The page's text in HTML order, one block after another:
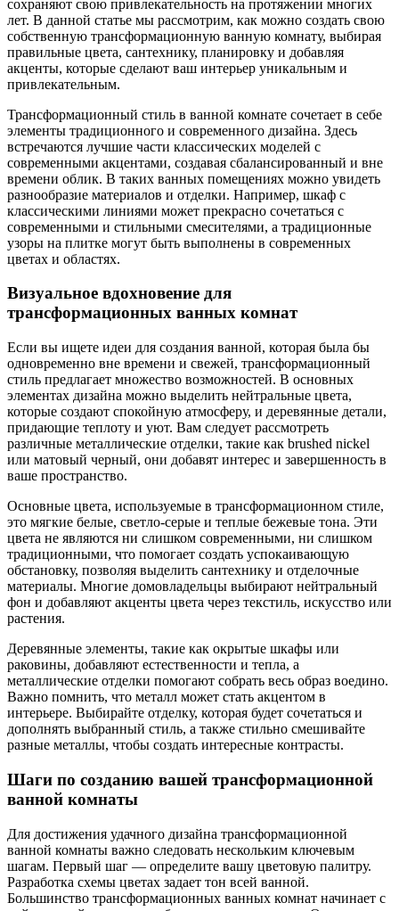
сохраняют свою привлекательность на протяжении многих
лет. В данной статье мы рассмотрим, как можно создать свою
собственную трансформационную ванную комнату, выбирая
правильные цвета, сантехнику, планировку и добавляя
акценты, которые сделают ваш интерьер уникальным и
привлекательным.
Трансформационный стиль в ванной комнате сочетает в себе
элементы традиционного и современного дизайна. Здесь
встречаются лучшие части классических моделей с
современными акцентами, создавая сбалансированный и вне
времени облик. В таких ванных помещениях можно увидеть
разнообразие материалов и отделки. Например, шкаф с
классическими линиями может прекрасно сочетаться с
современными и стильными смесителями, а традиционные
узоры на плитке могут быть выполнены в современных
цветах и областях.
Визуальное вдохновение для
трансформационных ванных комнат
Если вы ищете идеи для создания ванной, которая была бы
одновременно вне времени и свежей, трансформационный
стиль предлагает множество возможностей. В основных
элементах дизайна можно выделить нейтральные цвета,
которые создают спокойную атмосферу, и деревянные детали,
придающие теплоту и уют. Вам следует рассмотреть
различные металлические отделки, такие как brushed nickel
или матовый черный, они добавят интерес и завершенность в
ваше пространство.
Основные цвета, используемые в трансформационном стиле,
это мягкие белые, светло-серые и теплые бежевые тона. Эти
цвета не являются ни слишком современными, ни слишком
традиционными, что помогает создать успокаивающую
обстановку, позволяя выделить сантехнику и отделочные
материалы. Многие домовладельцы выбирают нейтральный
фон и добавляют акценты цвета через текстиль, искусство или
растения.
Деревянные элементы, такие как окрытые шкафы или
раковины, добавляют естественности и тепла, а
металлические отделки помогают собрать весь образ воедино.
Важно помнить, что металл может стать акцентом в
интерьере. Выбирайте отделку, которая будет сочетаться и
дополнять выбранный стиль, а также стильно смешивайте
разные металлы, чтобы создать интересные контрасты.
Шаги по созданию вашей трансформационной
ванной комнаты
Для достижения удачного дизайна трансформационной
ванной комнаты важно следовать нескольким ключевым
шагам. Первый шаг — определите вашу цветовую палитру.
Разработка схемы цветах задает тон всей ванной.
Большинство трансформационных ванных комнат начинает с